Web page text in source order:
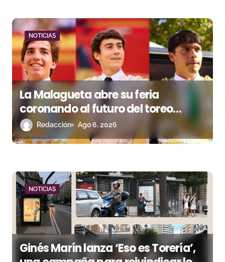
a
d
a
s
NOTICIAS
La Malagueta abre su feria
coronando al futuro del toreo
andaluz
Redacción Ago 6, 2026
NOTICIAS
Ginés Marín lanza ‘Eso es Torería’,